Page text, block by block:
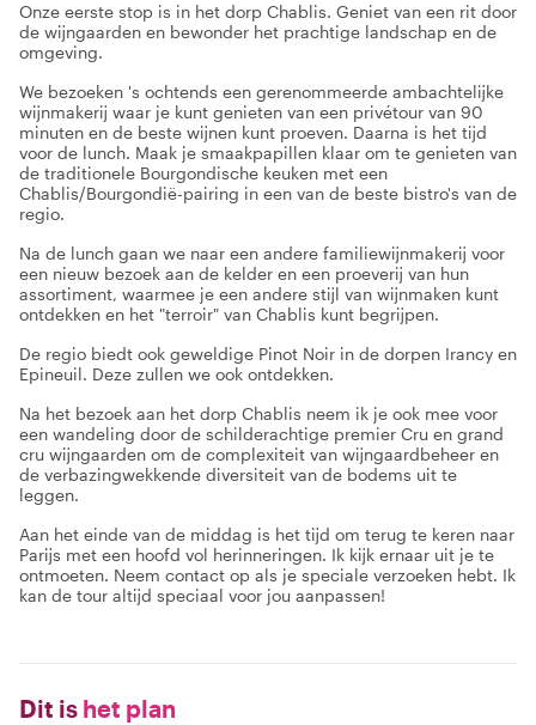
Onze eerste stop is in het dorp Chablis. Geniet van een rit door
de wijngaarden en bewonder het prachtige landschap en de
omgeving.
We bezoeken 's ochtends een gerenommeerde ambachtelijke
wijnmakerij waar je kunt genieten van een privétour van 90
minuten en de beste wijnen kunt proeven. Daarna is het tijd
voor de lunch. Maak je smaakpapillen klaar om te genieten van
de traditionele Bourgondische keuken met een
Chablis/Bourgondië-pairing in een van de beste bistro's van de
regio.
Na de lunch gaan we naar een andere familiewijnmakerij voor
een nieuw bezoek aan de kelder en een proeverij van hun
assortiment, waarmee je een andere stijl van wijnmaken kunt
ontdekken en het "terroir" van Chablis kunt begrijpen.
De regio biedt ook geweldige Pinot Noir in de dorpen Irancy en
Epineuil. Deze zullen we ook ontdekken.
Na het bezoek aan het dorp Chablis neem ik je ook mee voor
een wandeling door de schilderachtige premier Cru en grand
cru wijngaarden om de complexiteit van wijngaardbeheer en
de verbazingwekkende diversiteit van de bodems uit te
leggen.
Aan het einde van de middag is het tijd om terug te keren naar
Parijs met een hoofd vol herinneringen. Ik kijk ernaar uit je te
ontmoeten. Neem contact op als je speciale verzoeken hebt. Ik
kan de tour altijd speciaal voor jou aanpassen!
Dit is het plan